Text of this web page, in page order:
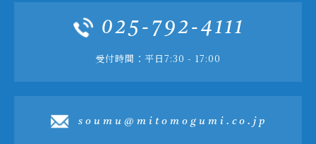
025-792-4111
受付時間：平日7:30 - 17:00
soumu@mitomogumi.co.jp